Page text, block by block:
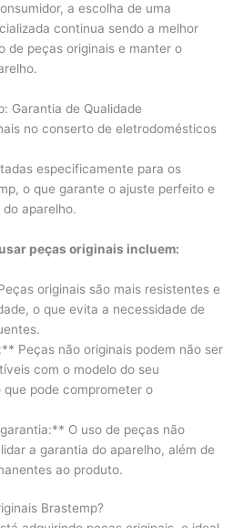
a escolha de uma
continua sendo a melhor
de peças originais e manter o
Garantia de Qualidade
no conserto de eletrodomésticos
especificamente para os
o que garante o ajuste perfeito e
aparelho.
peças originais incluem:
originais são mais resistentes e
o que evita a necessidade de
Peças não originais podem não ser
com o modelo do seu
pode comprometer o
O uso de peças não
a garantia do aparelho, além de
ao produto.
Brastemp?